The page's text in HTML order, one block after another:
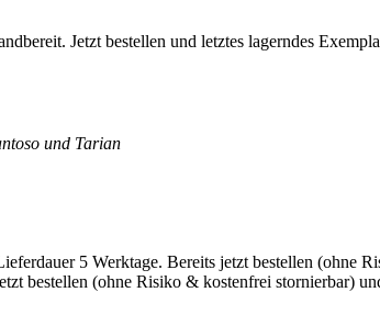
und Tarian
bestellen (ohne Risiko & kostenfrei stornierbar)